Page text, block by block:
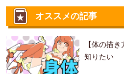
オススメの記事
【体の描
知りたい